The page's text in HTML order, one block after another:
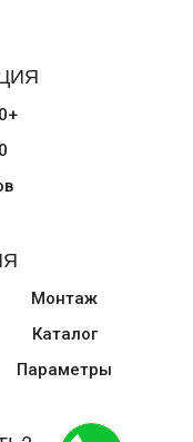
Монтаж
Каталог
Параметры